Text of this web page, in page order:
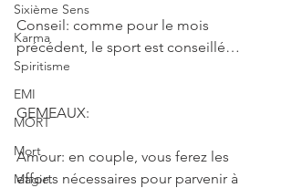
Sixième Sens
Karma
Spiritisme
EMI
MORT
Mort
Magie
Conseil: comme pour le mois
précédent, le sport est conseillé…
GEMEAUX:
Amour: en couple, vous ferez les
efforts nécessaires pour parvenir à